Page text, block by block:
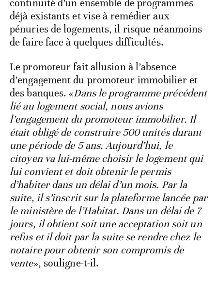
continuité d’un ensemble de programmes
déjà existants et vise à remédier aux
pénuries de logements, il risque néanmoins
de faire face à quelques difficultés.
Le promoteur fait allusion à l’absence
d’engagement du promoteur immobilier et
des banques. «Dans le programme précédent
lié au logement social, nous avions
l’engagement du promoteur immobilier. Il
était obligé de construire 500 unités durant
une période de 5 ans. Aujourd’hui, le
citoyen va lui-même choisir le logement qui
lui convient et doit obtenir le permis
d’habiter dans un délai d’un mois. Par la
suite, il s’inscrit sur la plateforme lancée par
le ministère de l’Habitat. Dans un délai de 7
jours, il obtient soit une acceptation soit un
refus et il doit par la suite se rendre chez le
notaire pour obtenir son compromis de
vente», souligne-t-il.